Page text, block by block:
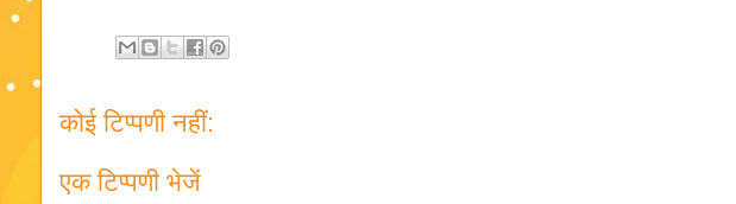
कोई टिप्पणी नहीं:
एक टिप्पणी भेजें